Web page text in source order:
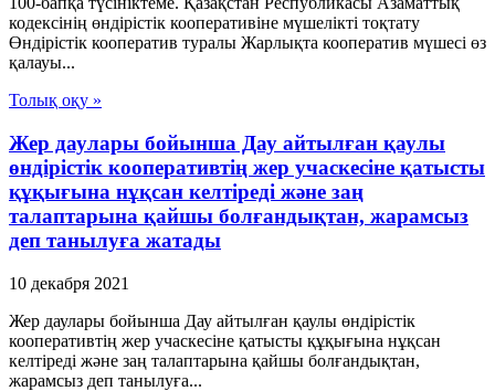
кодексінің өндірістік кооперативіне мүшелікті тоқтату
Өндірістік кооператив туралы Жарлықта кооператив мүшесі өз
қалауы...
Толық оқу »
Жер даулары бойынша Дау айтылған қаулы
өндірістік кооперативтің жер учаскесіне қатысты
құқығына нұқсан келтіреді және заң
талаптарына қайшы болғандықтан, жарамсыз
деп танылуға жатады
10 декабря 2021
Жер даулары бойынша Дау айтылған қаулы өндірістік
кооперативтің жер учаскесіне қатысты құқығына нұқсан
келтіреді және заң талаптарына қайшы болғандықтан,
жарамсыз деп танылуға...